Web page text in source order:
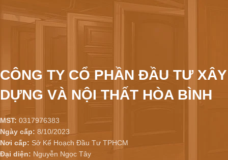
CÔNG TY CỔ PHẦN ĐẦU TƯ XÂY
DỰNG VÀ NỘI THẤT HÒA BÌNH
MST: 0317976383
Ngày cấp: 8/10/2023
Nơi cấp: Sở Kế Hoạch Đầu Tư TPHCM
Đại diện: Nguyễn Ngọc Tây